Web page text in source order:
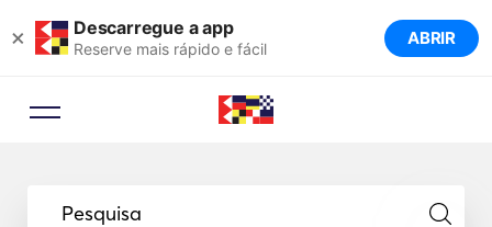
× Descarregue a app
Reserve mais rápido e fácil ABRIR
Pesquisa